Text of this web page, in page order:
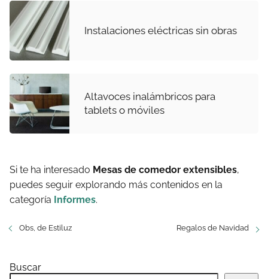
Instalaciones eléctricas sin obras
Altavoces inalámbricos para
tablets o móviles
Si te ha interesado Mesas de comedor extensibles,
puedes seguir explorando más contenidos en la
categoría Informes.
Obs, de Estiluz Regalos de Navidad
Buscar